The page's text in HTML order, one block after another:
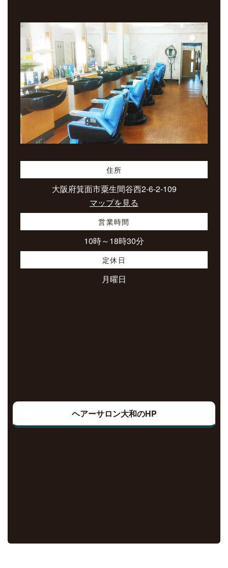
住所
大阪府箕面市粟生間谷西2-6-2-109
マップを見る
営業時間
10時～18時30分
定休日
月曜日
ヘアーサロン大和のHP